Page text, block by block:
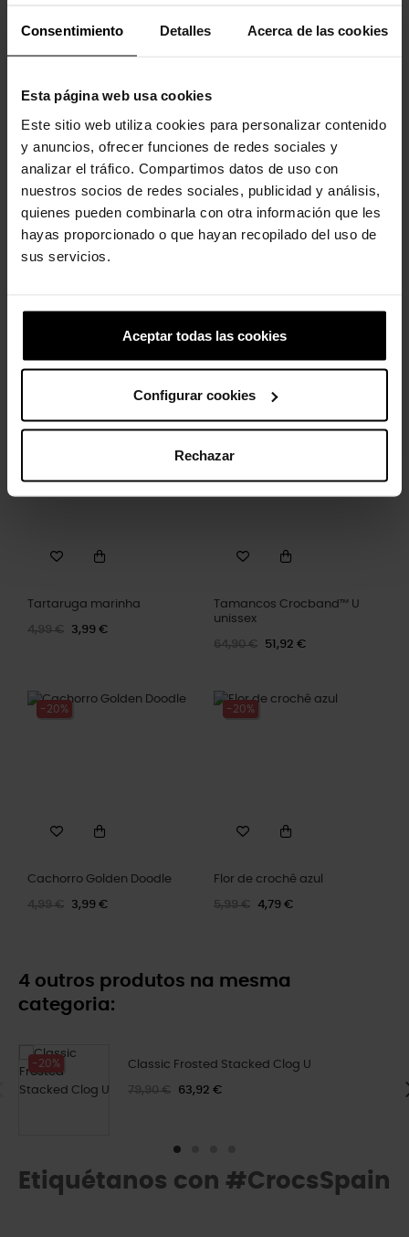
Consentimiento Detalles Acerca de las cookies
Esta página web usa cookies
Este sitio web utiliza cookies para personalizar contenido
y anuncios, ofrecer funciones de redes sociales y
analizar el tráfico. Compartimos datos de uso con
nuestros socios de redes sociales, publicidad y análisis,
quienes pueden combinarla con otra información que les
hayas proporcionado o que hayan recopilado del uso de
sus servicios.
Aceptar todas las cookies
Configurar cookies
Rechazar
Os orifícios de ventilação proporcionam respirabilidade
enquanto absorvem água e sujeira.
Fácil de limpar e rápido de secar.
A tira traseira giratória permite um ajuste mais preciso.
Personalizável com Jibbitz™.
Clientes que compraram este
produto também compraram:
-20%
Tartaruga marinha
4,99 € 3,99 €
-20%
Tamancos Crocband™ U
unissex
64,90 € 51,92 €
-20%
Cachorro Golden Doodle
4,99 € 3,99 €
-20%
Flor de crochê azul
5,99 € 4,79 €
4 outros produtos na mesma
categoria:
-20% Classic Frosted Stacked Clog U
79,90 € 63,92 €
Etiquétanos con #CrocsSpain